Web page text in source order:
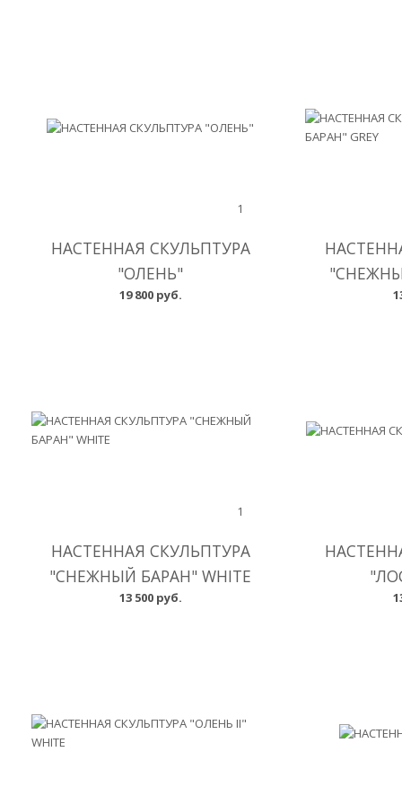
1
НАСТЕННАЯ СКУЛЬПТУРА
"ОЛЕНЬ"
19 800 руб.
1
НАСТЕННАЯ СКУЛЬПТУРА
"СНЕЖНЫЙ БАРАН" WHITE
13 500 руб.